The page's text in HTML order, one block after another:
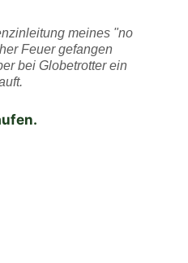
meines "no
Feuer gefangen
bei Globetrotter ein